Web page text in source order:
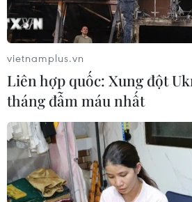
vietnamplus.vn
Liên hợp quốc: Xung đột
tháng đẫm máu nhất